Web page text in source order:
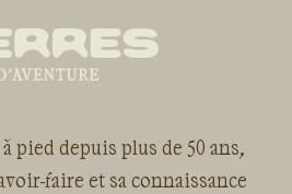
pied depuis plus de 50 ans,
faire et sa connaissance